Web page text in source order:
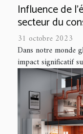
Influence de
secteur du
31 octobre 2023
Dans notre monde
impact significatif